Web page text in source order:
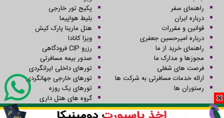
راهنمای سفر
درباره ایران
قوانین و مقررات
درباره امیرحسین جعفری
راهنمای خرید از ما
مجوزها و مدارک ما
فرصت های شغلی
ارائه خدمات مسافرتی به شرکت ها
رستوران ها
پکیج تور خارجی
بلیط هواپیما
هتل مارینا پارک کیش
ویزا کانادا
رزرو CIP فرودگاهی
صدور بیمه مسافرتی
تورهای داخلی ایرانگردی
تورهای خارجی جهانگردی
تورهای یک روزه
گروه های هتل داری